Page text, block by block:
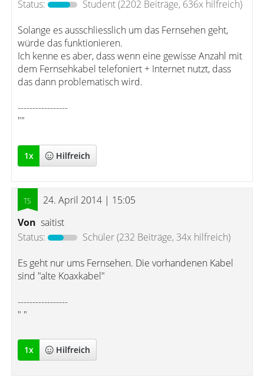
Status:
Student(2202 Beiträge, 636x hilfreich)
Solange es ausschliesslich um das Fernsehen geht,
würde das funktionieren.
Ich kenne es aber, dass wenn eine gewisse Anzahl mit
dem Fernsehkabel telefoniert + Internet nutzt, dass
das dann problematisch wird.
-----------------
""
1x Hilfreich
24. April 2014 | 15:05
Von saitist
Status:
Schüler(232 Beiträge, 34x hilfreich)
Es geht nur ums Fernsehen. Die vorhandenen Kabel
sind "alte Koaxkabel"
-----------------
" "
1x Hilfreich